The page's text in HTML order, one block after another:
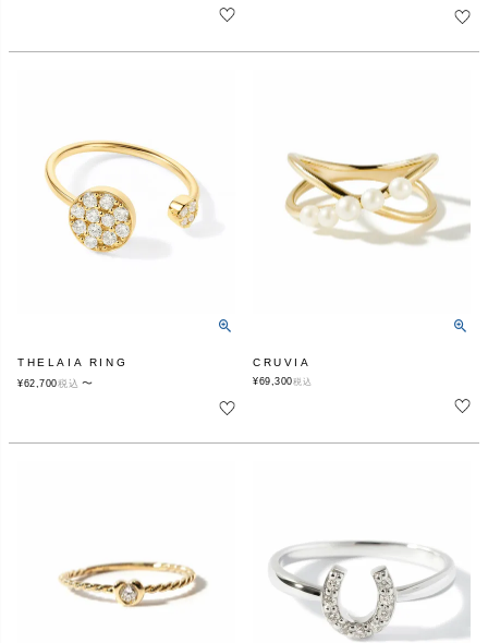
THELAIA RING
¥62,700税込 〜
CRUVIA
¥69,300税込